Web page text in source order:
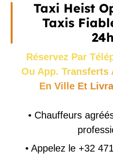
Taxi Heist
Taxis
Réservez Par
Ou App. Transferts
En Ville Et
• Chauffeurs
• Appelez le +32